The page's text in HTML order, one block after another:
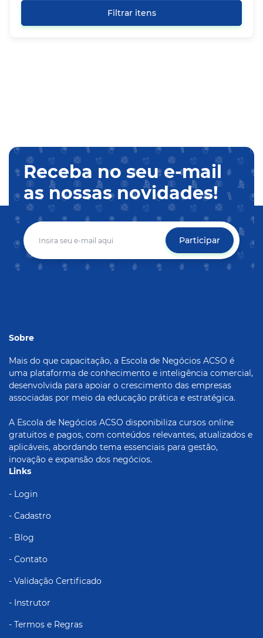
Filtrar itens
Receba no seu e-mail
as nossas novidades!
Participar
Sobre
Mais do que capacitação, a Escola de Negócios ACSO é
uma plataforma de conhecimento e inteligência comercial,
desenvolvida para apoiar o crescimento das empresas
associadas por meio da educação prática e estratégica.
A Escola de Negócios ACSO disponibiliza cursos online
gratuitos e pagos, com conteúdos relevantes, atualizados e
aplicáveis, abordando tema essenciais para gestão,
inovação e expansão dos negócios.
Links
- Login
- Cadastro
- Blog
- Contato
- Validação Certificado
- Instrutor
- Termos e Regras